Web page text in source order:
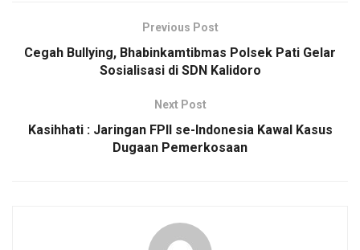
o
s
A
p
Li
n
k
e
Previous Post
Cegah Bullying, Bhabinkamtibmas Polsek Pati Gelar
Sosialisasi di SDN Kalidoro
Next Post
Kasihhati : Jaringan FPII se-Indonesia Kawal Kasus
Dugaan Pemerkosaan